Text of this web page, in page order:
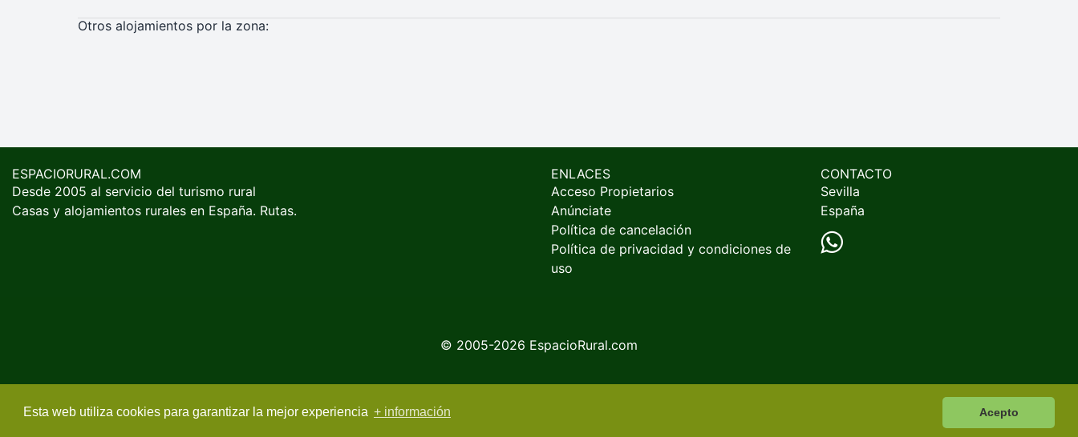
Esta web utiliza cookies para garantizar la mejor experiencia + información Acepto
Otros alojamientos por la zona:
ESPACIORURAL.COM
Desde 2005 al servicio del turismo rural
Casas y alojamientos rurales en España. Rutas.
ENLACES
Acceso Propietarios
Anúnciate
Política de cancelación
Política de privacidad y condiciones de
uso
CONTACTO
Sevilla
España
© 2005-2026 EspacioRural.com